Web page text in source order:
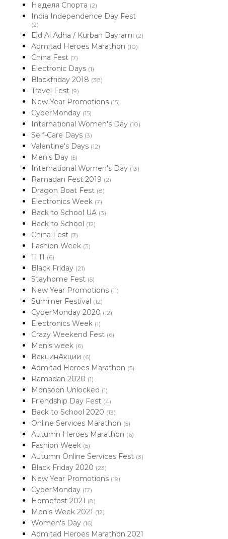
Неделя Спорта (2)
India Independence Day Fest
(2)
Eid Al Adha / Kurban Bayramı (2)
Admitad Heroes Marathon (10)
China Fest (7)
Electronic Days (1)
Blackfriday 2018 (38)
Travel Fest (9)
New Year Promotions (15)
CyberMonday (15)
International Women's Day (10)
Self-Care Days (3)
Valentine's Days (12)
Men's Day (5)
International Women's Day (13)
Ramadan Fest 2019 (2)
Dragon Boat Fest (8)
Electronics Week (7)
Back to School UA (3)
Back to School (12)
China Fest (7)
Fashion Week (3)
11.11 (6)
Black Friday (21)
Stayhome Fest (5)
New Year Promotions (11)
Summer Festival (12)
CyberMonday 2020 (12)
Electronics Week (1)
Crazy Weekend Fest (6)
Men's week (6)
ВакцинАкции (6)
Admitad Heroes Marathon (5)
Ramadan 2020 (1)
Monsoon Unlocked (1)
Friendship Day Fest (4)
Back to School 2020 (13)
Online Services Marathon (5)
Autumn Heroes Marathon (6)
Fashion Week (5)
Autumn Online Services Fest (3)
Black Friday 2020 (23)
New Year Promotions (19)
CyberMonday (17)
Homefest 2021 (8)
Men’s Week 2021 (12)
Women's Day (16)
Admitad Heroes Marathon 2021